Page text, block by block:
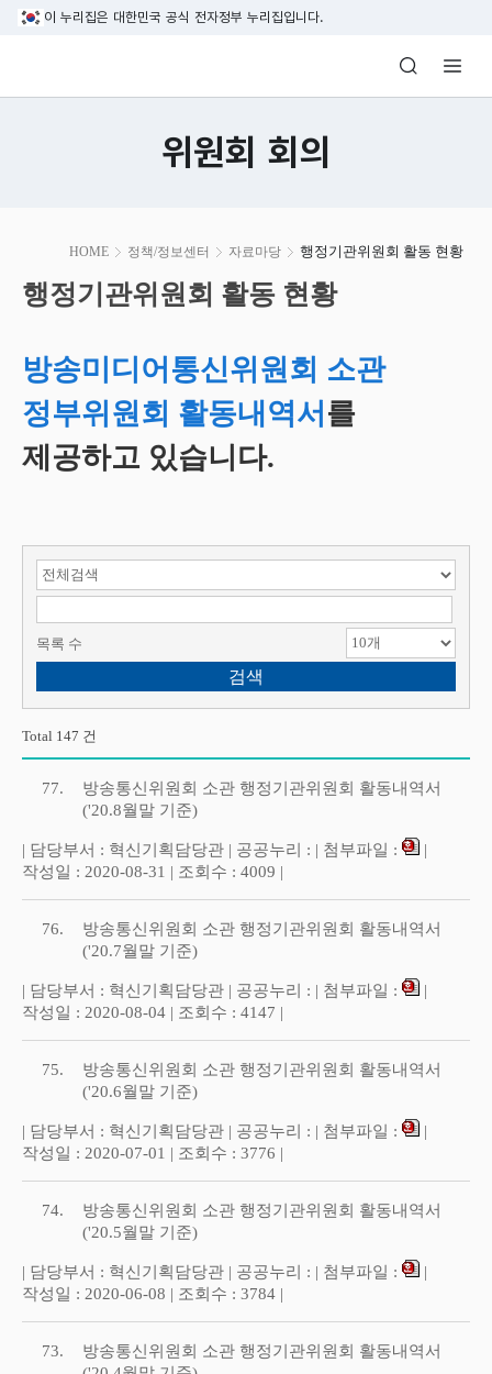
본문 바로가기
이 누리집은 대한민국 공식 전자정부 누리집입니다.
방송미디어통신위원회 Korea Media
위원회 회의
HOME 정책/정보센터 자료마당 행정기관위원회 활동 현황
시
작
행정기관위원회 활동 현황
방송미디어통신위원회 소관
정부위원회 활동내역서 를
제공하고 있습니다.
검색 항목 선택
목록 수
Total 147 건
77.
방송통신위원회 소관 행정기관위원회 활동내역서
('20.8월말 기준)
| 담당부서 : 혁신기획담당관 | 공공누리 : | 첨부파일 :
|
작성일 : 2020-08-31 | 조회수 : 4009 |
76.
방송통신위원회 소관 행정기관위원회 활동내역서
('20.7월말 기준)
| 담당부서 : 혁신기획담당관 | 공공누리 : | 첨부파일 :
|
작성일 : 2020-08-04 | 조회수 : 4147 |
75.
방송통신위원회 소관 행정기관위원회 활동내역서
('20.6월말 기준)
| 담당부서 : 혁신기획담당관 | 공공누리 : | 첨부파일 :
|
작성일 : 2020-07-01 | 조회수 : 3776 |
74.
방송통신위원회 소관 행정기관위원회 활동내역서
('20.5월말 기준)
| 담당부서 : 혁신기획담당관 | 공공누리 : | 첨부파일 :
|
작성일 : 2020-06-08 | 조회수 : 3784 |
73.
방송통신위원회 소관 행정기관위원회 활동내역서